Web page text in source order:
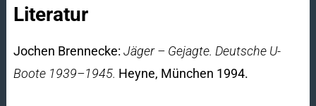
Literatur
Jochen Brennecke: Jäger – Gejagte. Deutsche U-
Boote 1939–1945. Heyne, München 1994.